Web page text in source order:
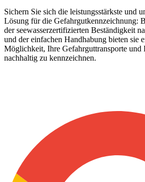
Sichern Sie sich die leistungsstärkste und
Lösung für die
der seewasserzertifizierten Beständigkeit
und der einfachen Handhabung bieten sie
Möglichkeit, Ihre Gefahrguttransporte und
nachhaltig zu kennzeichnen.